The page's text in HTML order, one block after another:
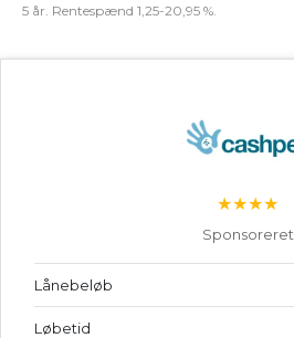
5 år. Rentespænd 1,25-20,95 %.
★★★★
Sponsoreret
Lånebeløb
Løbetid